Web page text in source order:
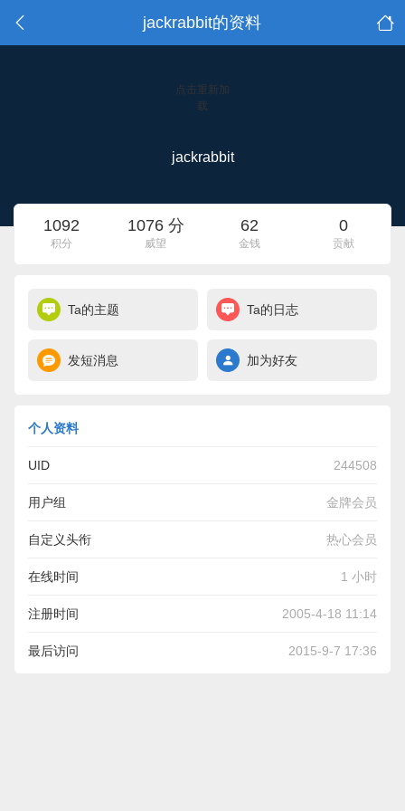
jackrabbit的资料
点击重新加
载
jackrabbit
1092
积分
1076 分
威望
62
金钱
0
贡献
Ta的主题 Ta的日志
发短消息 加为好友
个人资料
UID 244508
用户组 金牌会员
自定义头衔 热心会员
在线时间 1 小时
注册时间 2005-4-18 11:14
最后访问 2015-9-7 17:36